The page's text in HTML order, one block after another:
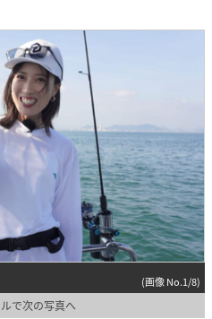
(画像 No.1/8)
で次の写真へ